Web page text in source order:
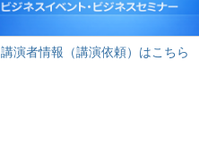
講演者情報（講演依頼）はこちら